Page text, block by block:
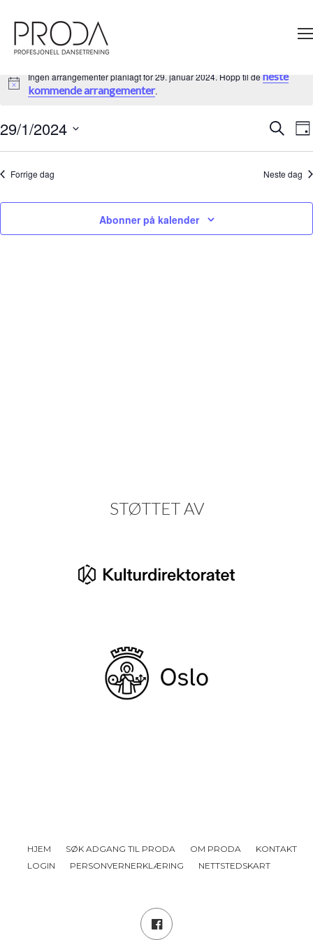
sidens
hovedinnhold
Merknad
Ingen arrangementer planlagt for 29. januar 2024. Hopp til deneste
kommende arrangementer.
Search
and
Søk
29/1/2024
dato.
Forrige dag Neste dag
Abonner på kalender
STØTTET AV
HJEM SØK ADGANG TIL PRODA OM PRODA
KONTAKT
LOGIN
PERSONVERNERKLÆRING NETTSTEDSKART